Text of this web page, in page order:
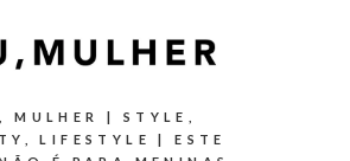
MULHER | STYLE,
LIFESTYLE | ESTE